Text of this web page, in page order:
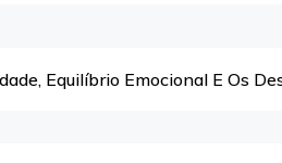
Equilíbrio Emocional E Os